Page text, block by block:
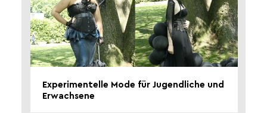
Experimentelle Mode für Jugendliche und
Erwachsene